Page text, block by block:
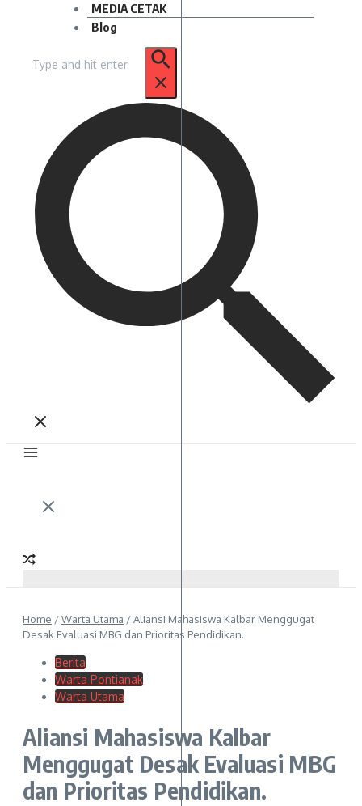
MEDIA CETAK
Blog
untuk:
Home /Warta Utama /Aliansi Mahasiswa Kalbar Menggugat
Desak Evaluasi MBG dan Prioritas Pendidikan.
Berita
Warta Pontianak
Warta Utama
Aliansi Mahasiswa Kalbar
Menggugat Desak Evaluasi MBG
dan Prioritas Pendidikan.